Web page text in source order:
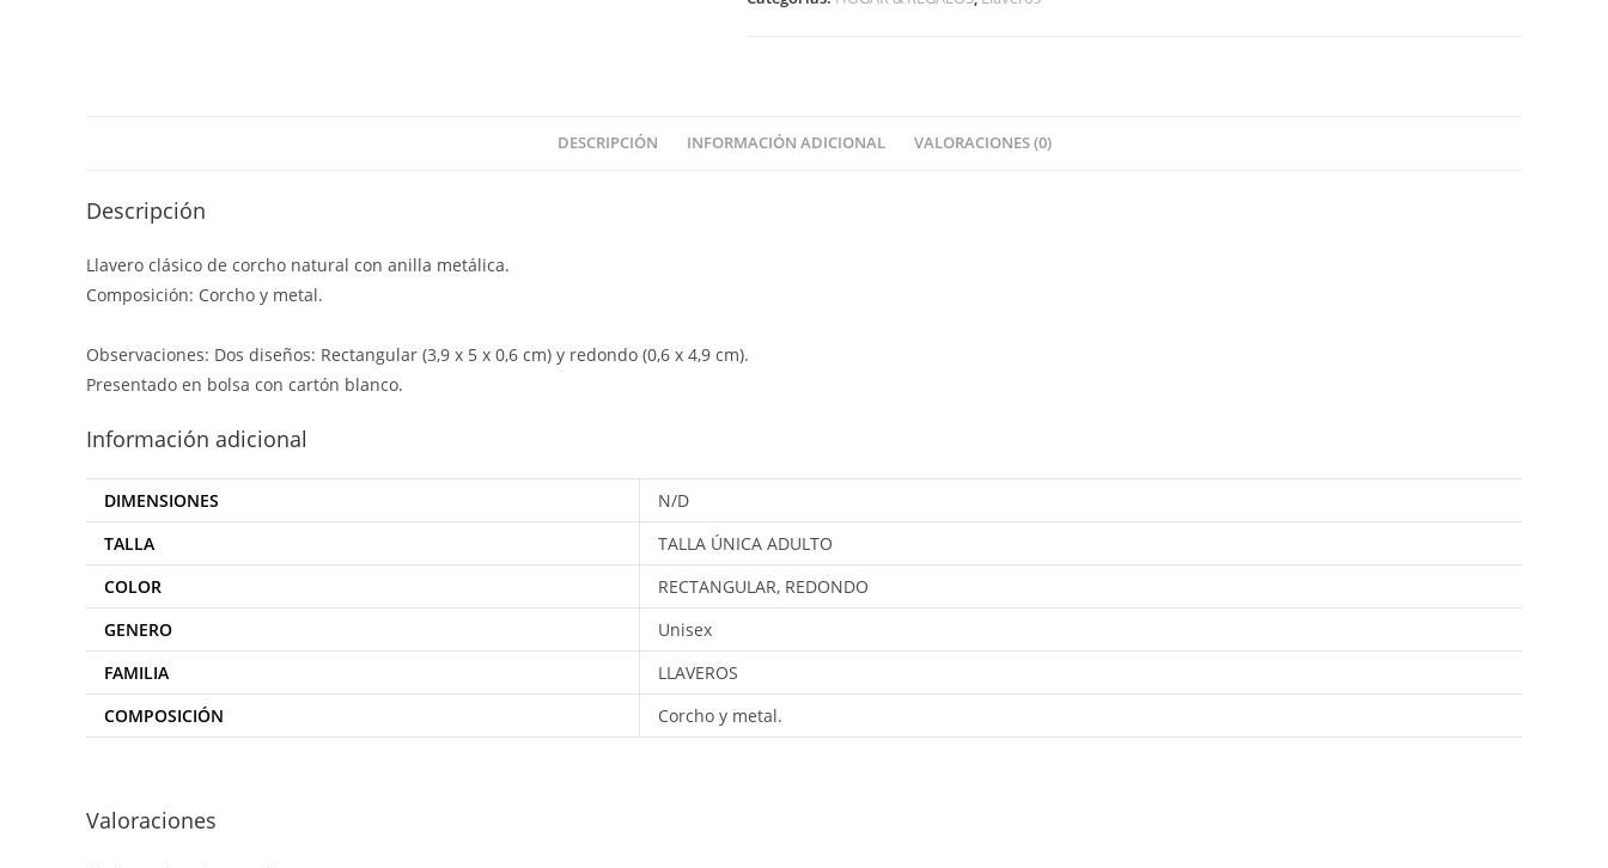
DESCRIPCIÓN INFORMACIÓN ADICIONAL VALORACIONES (0)
Descripción
Llavero clásico de corcho natural con anilla metálica.
Composición: Corcho y metal.
Observaciones: Dos diseños: Rectangular (3,9 x 5 x 0,6 cm) y redondo (0,6 x 4,9 cm).
Presentado en bolsa con cartón blanco.
Información adicional
DIMENSIONES
N/D
TALLA
TALLA ÚNICA ADULTO
COLOR
RECTANGULAR, REDONDO
GENERO
Unisex
FAMILIA
LLAVEROS
COMPOSICIÓN
Corcho y metal.
Valoraciones